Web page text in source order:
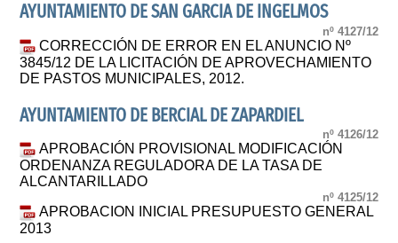
AYUNTAMIENTO DE SAN GARCIA DE INGELMOS
nº 4127/12
CORRECCIÓN DE ERROR EN EL ANUNCIO Nº
3845/12 DE LA LICITACIÓN DE APROVECHAMIENTO
DE PASTOS MUNICIPALES, 2012.
AYUNTAMIENTO DE BERCIAL DE ZAPARDIEL
nº 4126/12
APROBACIÓN PROVISIONAL MODIFICACIÓN
ORDENANZA REGULADORA DE LA TASA DE
ALCANTARILLADO
nº 4125/12
APROBACION INICIAL PRESUPUESTO GENERAL
2013